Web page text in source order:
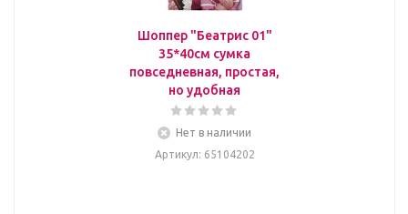
Шоппер "Беатрис 01"
35*40см сумка
повседневная, простая,
но удобная
Нет в наличии
Артикул: 65104202